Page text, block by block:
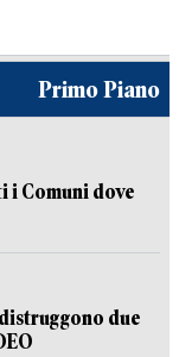
Primo Piano
i Comuni dove
due